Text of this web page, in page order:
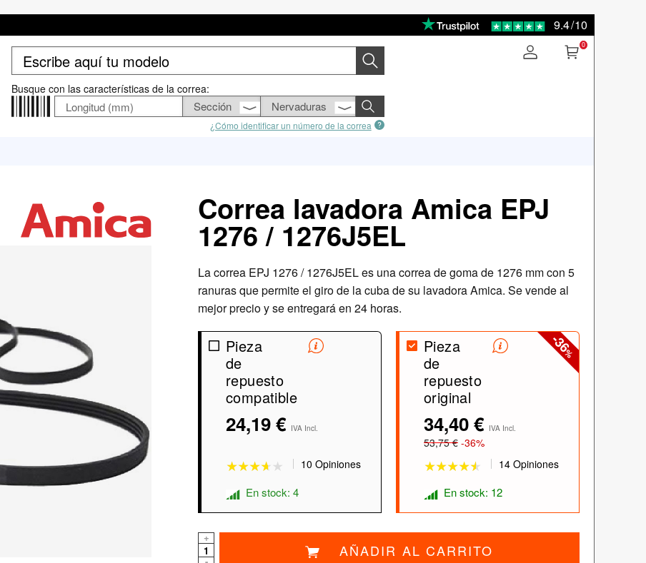
9.4/10
Busque con las características de la correa:
¿Cómo identificar un número de la correa
0
Correa lavadora Amica EPJ
1276 / 1276J5EL
La correa EPJ 1276 / 1276J5EL es una correa de goma de 1276 mm con 5
ranuras que permite el giro de la cuba de su lavadora Amica. Se vende al
mejor precio y se entregará en 24 horas.
Pieza
de
repuesto
compatible
24,19 € IVA Incl.
★★★★★
★★★★★
10 Opiniones
En stock: 4
-36
%
Pieza
de
repuesto
original
34,40 € IVA Incl.
53,75 € -36%
14 Opiniones
En stock: 12
+
AÑADIR AL CARRITO